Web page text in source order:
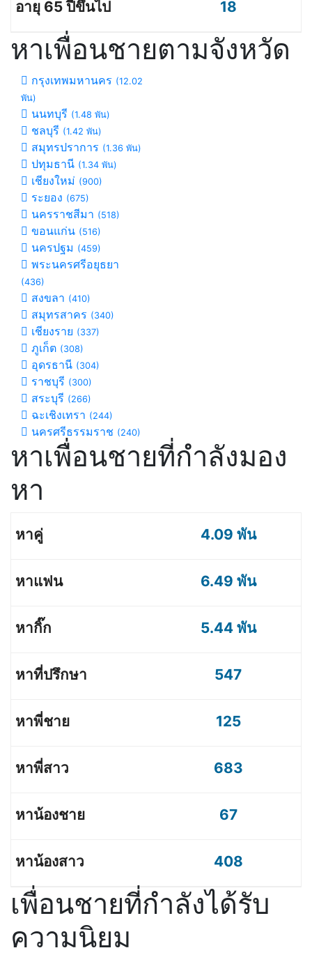
18
หาเพื่อนชายตามจังหวัด
กรุงเทพมหานคร (12.02
พัน)
นนทบุรี (1.48 พัน)
ชลบุรี (1.42 พัน)
สมุทรปราการ (1.36 พัน)
ปทุมธานี (1.34 พัน)
เชียงใหม่ (900)
ระยอง (675)
นครราชสีมา (518)
ขอนแก่น (516)
นครปฐม (459)
พระนครศรีอยุธยา
(436)
สงขลา (410)
สมุทรสาคร (340)
เชียงราย (337)
ภูเก็ต (308)
อุดรธานี (304)
ราชบุรี (300)
สระบุรี (266)
ฉะเชิงเทรา (244)
นครศรีธรรมราช (240)
หาเพื่อนชายที่กำลังมอง
หา
4.09 พัน
6.49 พัน
5.44 พัน
547
125
683
67
408
เพื่อนชายที่กำลังได้รับ
ความนิยม